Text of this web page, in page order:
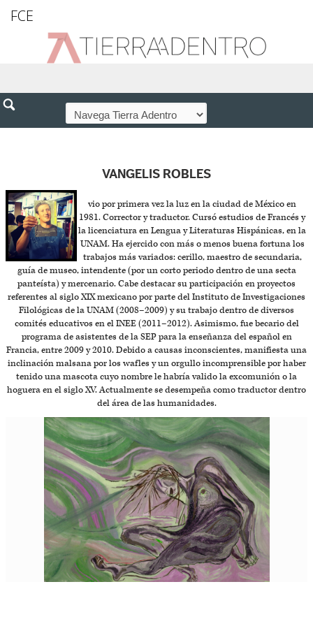
FCE
VANGELIS ROBLES
vio por primera vez la luz en la ciudad de México en
1981. Corrector y traductor. Cursó estudios de Francés y
la licenciatura en Lengua y Literaturas Hispánicas, en la
UNAM. Ha ejercido con más o menos buena fortuna los
trabajos más variados: cerillo, maestro de secundaria,
guía de museo, intendente (por un corto periodo dentro de una secta
panteísta) y mercenario. Cabe destacar su participación en proyectos
referentes al siglo XIX mexicano por parte del Instituto de Investigaciones
Filológicas de la UNAM (2008–2009) y su trabajo dentro de diversos
comités educativos en el INEE (2011–2012). Asimismo, fue becario del
programa de asistentes de la SEP para la enseñanza del español en
Francia, entre 2009 y 2010. Debido a causas inconscientes, manifiesta una
inclinación malsana por los wafles y un orgullo incomprensible por haber
tenido una mascota cuyo nombre le habría valido la excomunión o la
hoguera en el siglo XV. Actualmente se desempeña como traductor dentro
del área de las humanidades.